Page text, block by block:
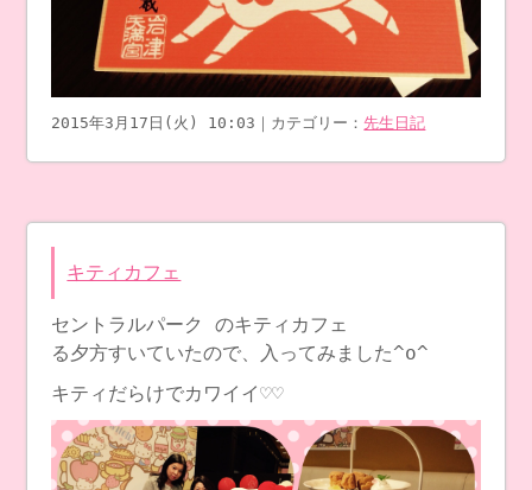
2015年3月17日(火) 10:03｜カテゴリー：先生日記
キティカフェ
セントラルパーク のキティカフェ
る夕方すいていたので、入ってみました^o^
キティだらけでカワイイ♡♡